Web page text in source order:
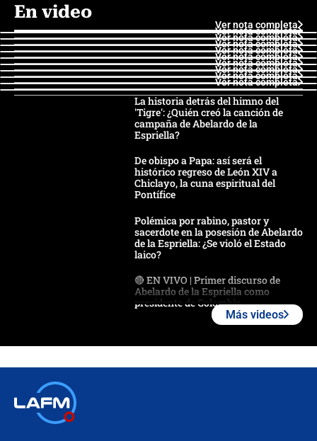
En video
Ver nota completa
Ver nota completa
Ver nota completa
Ver nota completa
Ver nota completa
Ver nota completa
Ver nota completa
Ver nota completa
Ver nota completa
Ver nota completa
La historia detrás del himno del
'Tigre': ¿Quién creó la canción de
campaña de Abelardo de la
Espriella?
De obispo a Papa: así será el
histórico regreso de León XIV a
Chiclayo, la cuna espiritual del
Pontífice
Polémica por rabino, pastor y
sacerdote en la posesión de Abelardo
de la Espriella: ¿Se violó el Estado
laico?
🔴 EN VIVO | Primer discurso de
Abelardo de la Espriella como
presidente de Colombia
Más videos